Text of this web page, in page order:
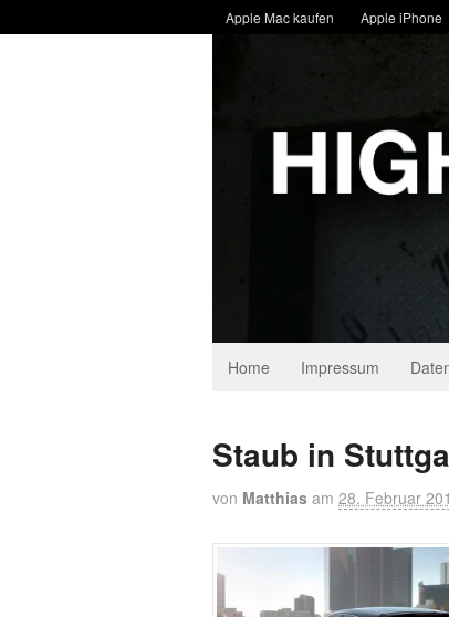
Apple Mac kaufen Apple iPhone
Home Impressum
Staub in
von Matthias am 28. Februar